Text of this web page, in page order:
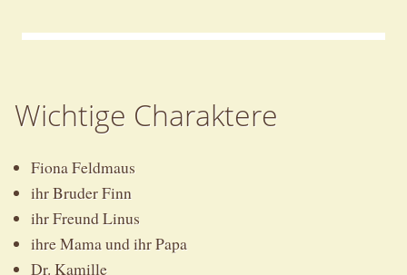
Wichtige Charaktere
Fiona Feldmaus
ihr Bruder Finn
ihr Freund Linus
ihre Mama und ihr Papa
Dr. Kamille